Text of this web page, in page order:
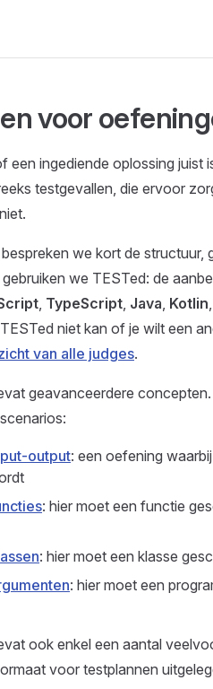
voor
een ingediende oplossing juist
testgevallen, die ervoor
we kort de structuur,
we TESTed: de
, TypeScript, Java, Kotlin,
niet kan of je wilt een
van alle judges.
geavanceerdere
output: een oefening
: hier moet een functie
: hier moet een klasse
: hier moet een
ook enkel een aantal
voor testplannen